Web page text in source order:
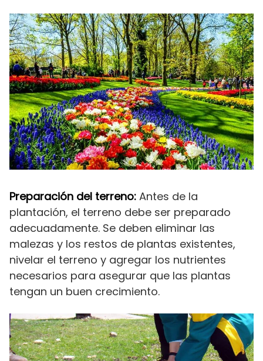
Preparación del terreno: Antes de la
plantación, el terreno debe ser preparado
adecuadamente. Se deben eliminar las
malezas y los restos de plantas existentes,
nivelar el terreno y agregar los nutrientes
necesarios para asegurar que las plantas
tengan un buen crecimiento.